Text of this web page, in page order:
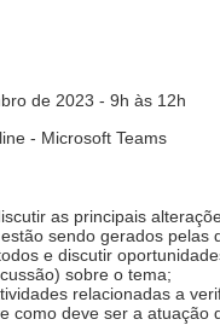
de 2023 - 9h às 12h
- Microsoft Teams
as principais
sendo gerados pelas
e discutir
sobre o tema;
relacionadas a
como deve ser a atuação